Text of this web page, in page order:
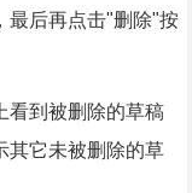
最后再点击"删除"按
看到被删除的草稿
其它未被删除的草